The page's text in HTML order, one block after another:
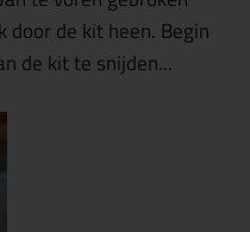
de kit heen. Begin
de kit te snijden...